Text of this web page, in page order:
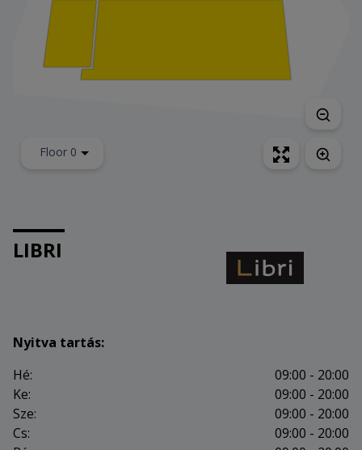
Floor 0
LIBRI
Nyitva tartás:
Hé:
09:00 - 20:00
Ke:
09:00 - 20:00
Sze:
09:00 - 20:00
Cs:
09:00 - 20:00